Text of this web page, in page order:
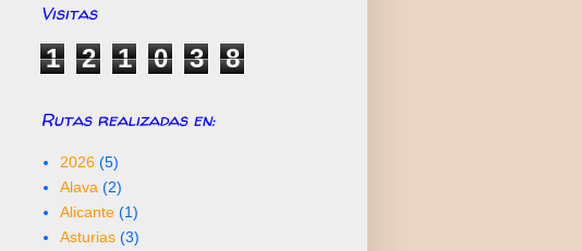
Visitas
1 2 1 0 3 8
Rutas realizadas en:
2026 (5)
Alava (2)
Alicante (1)
Asturias (3)